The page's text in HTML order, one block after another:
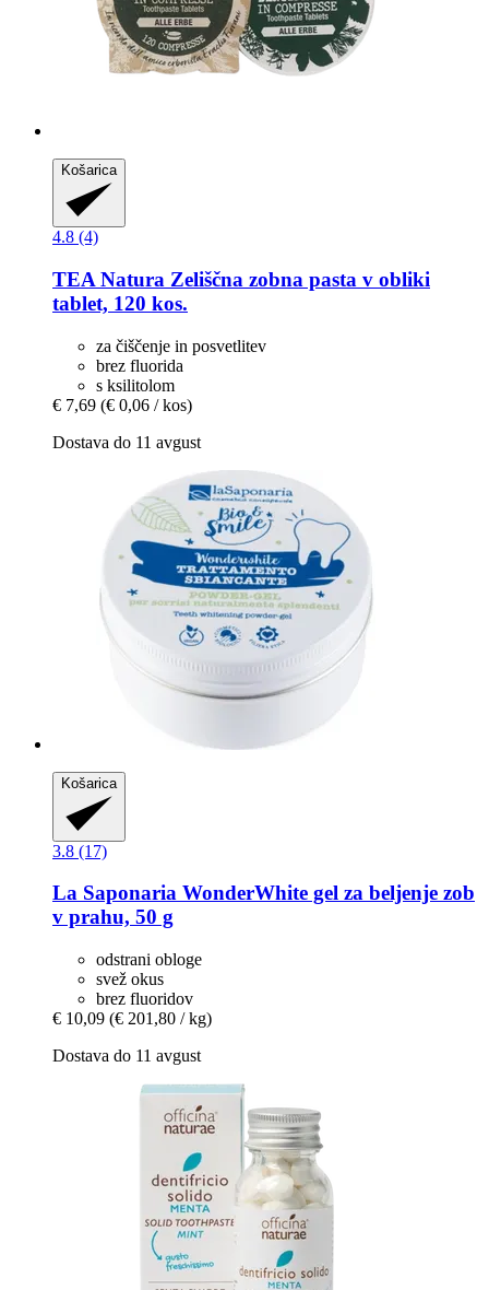
Košarica
4.8 (4)
TEA Natura Zeliščna zobna pasta v obliki
tablet, 120 kos.
za čiščenje in posvetlitev
brez fluorida
s ksilitolom
€ 7,69 (€ 0,06 / kos)
Dostava do 11 avgust
Košarica
3.8 (17)
La Saponaria WonderWhite gel za beljenje zob
v prahu, 50 g
odstrani obloge
svež okus
brez fluoridov
€ 10,09 (€ 201,80 / kg)
Dostava do 11 avgust